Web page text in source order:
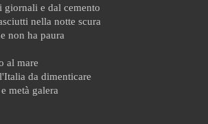
giornali e dal cemento
nella notte scura
non ha paura
al mare
da dimenticare
metà galera